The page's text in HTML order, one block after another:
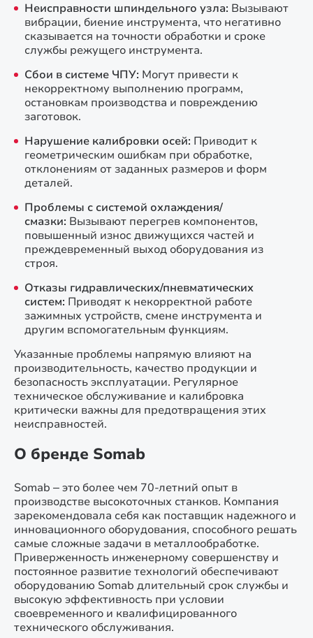
Неисправности шпиндельного узла: Вызывают
вибрации, биение инструмента, что негативно
сказывается на точности обработки и сроке
службы режущего инструмента.
Сбои в системе ЧПУ: Могут привести к
некорректному выполнению программ,
остановкам производства и повреждению
заготовок.
Нарушение калибровки осей: Приводит к
геометрическим ошибкам при обработке,
отклонениям от заданных размеров и форм
деталей.
Проблемы с системой охлаждения/
смазки: Вызывают перегрев компонентов,
повышенный износ движущихся частей и
преждевременный выход оборудования из
строя.
Отказы гидравлических/пневматических
систем: Приводят к некорректной работе
зажимных устройств, смене инструмента и
другим вспомогательным функциям.
Указанные проблемы напрямую влияют на
производительность, качество продукции и
безопасность эксплуатации. Регулярное
техническое обслуживание и калибровка
критически важны для предотвращения этих
неисправностей.
О бренде Somab
Somab – это более чем 70-летний опыт в
производстве высокоточных станков. Компания
зарекомендовала себя как поставщик надежного и
инновационного оборудования, способного решать
самые сложные задачи в металлообработке.
Приверженность инженерному совершенству и
постоянное развитие технологий обеспечивают
оборудованию Somab длительный срок службы и
высокую эффективность при условии
своевременного и квалифицированного
технического обслуживания.